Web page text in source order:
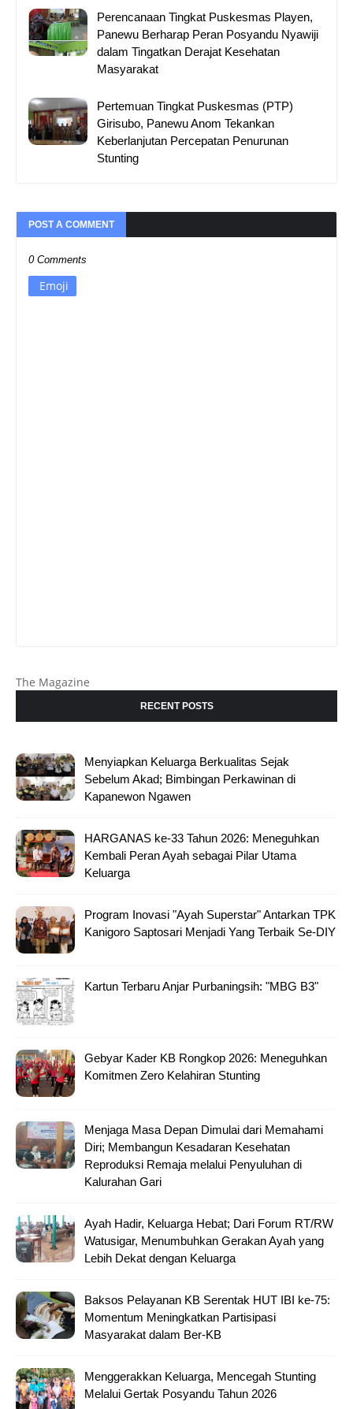
Perencanaan Tingkat Puskesmas Playen,
Panewu Berharap Peran Posyandu Nyawiji
dalam Tingatkan Derajat Kesehatan
Masyarakat
Pertemuan Tingkat Puskesmas (PTP)
Girisubo, Panewu Anom Tekankan
Keberlanjutan Percepatan Penurunan
Stunting
POST A COMMENT
0 Comments
Emoji
The Magazine
RECENT POSTS
Menyiapkan Keluarga Berkualitas Sejak
Sebelum Akad; Bimbingan Perkawinan di
Kapanewon Ngawen
HARGANAS ke-33 Tahun 2026: Meneguhkan
Kembali Peran Ayah sebagai Pilar Utama
Keluarga
Program Inovasi "Ayah Superstar" Antarkan TPK
Kanigoro Saptosari Menjadi Yang Terbaik Se-DIY
Kartun Terbaru Anjar Purbaningsih: "MBG B3"
Gebyar Kader KB Rongkop 2026: Meneguhkan
Komitmen Zero Kelahiran Stunting
Menjaga Masa Depan Dimulai dari Memahami
Diri; Membangun Kesadaran Kesehatan
Reproduksi Remaja melalui Penyuluhan di
Kalurahan Gari
Ayah Hadir, Keluarga Hebat; Dari Forum RT/RW
Watusigar, Menumbuhkan Gerakan Ayah yang
Lebih Dekat dengan Keluarga
Baksos Pelayanan KB Serentak HUT IBI ke-75:
Momentum Meningkatkan Partisipasi
Masyarakat dalam Ber-KB
Menggerakkan Keluarga, Mencegah Stunting
Melalui Gertak Posyandu Tahun 2026